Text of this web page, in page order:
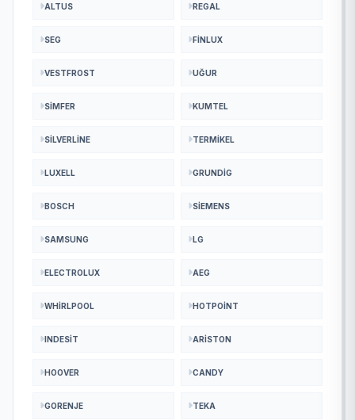
ALTUS REGAL
SEG FINLUX
VESTFROST UĞUR
SIMFER KUMTEL
SILVERLINE TERMIKEL
LUXELL GRUNDIG
BOSCH SIEMENS
SAMSUNG LG
ELECTROLUX AEG
WHIRLPOOL HOTPOINT
INDESIT ARISTON
HOOVER CANDY
GORENJE TEKA